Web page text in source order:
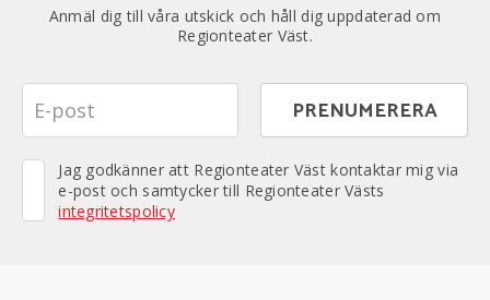
Anmäl dig till våra utskick och håll dig uppdaterad om
Regionteater Väst.
Jag godkänner att Regionteater Väst kontaktar mig via
e-post och samtycker till Regionteater Västs
integritetspolicy